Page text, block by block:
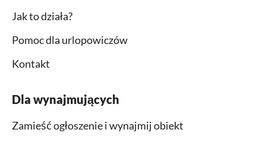
Jak to działa?
Pomoc dla urlopowiczów
Kontakt
Dla wynajmujących
Zamieść ogłoszenie i wynajmij obiekt